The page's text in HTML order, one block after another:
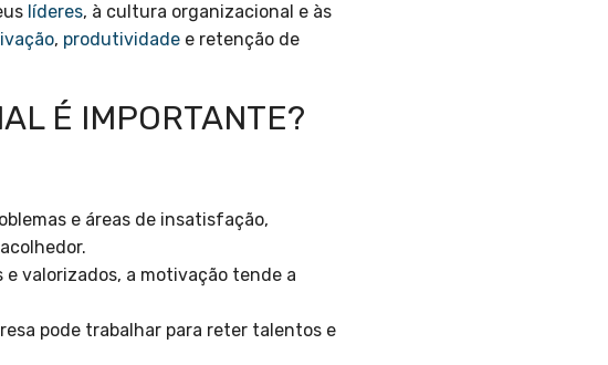
líderes, à cultura organizacional e às
, produtividade e retenção de
É IMPORTANTE?
e áreas de insatisfação,
e valorizados, a motivação tende a
pode trabalhar para reter talentos e